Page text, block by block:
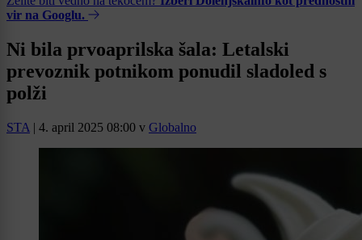
vir na Googlu.
Ni bila prvoaprilska šala: Letalski
prevoznik potnikom ponudil sladoled s
polži
STA | 4. april 2025 08:00 v Globalno